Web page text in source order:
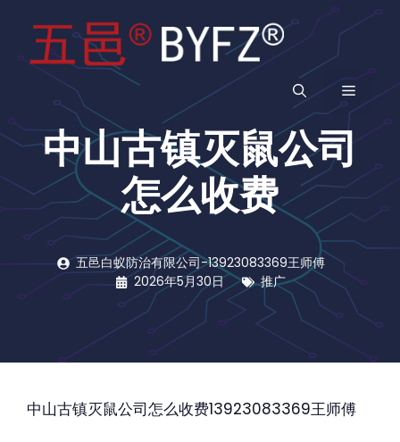
菜
单
中山古镇灭鼠公司
怎么收费
五邑白蚁防治有限公司-13923083369王师傅
2026年5月30日
推广
中山古镇灭鼠公司怎么收费13923083369王师傅